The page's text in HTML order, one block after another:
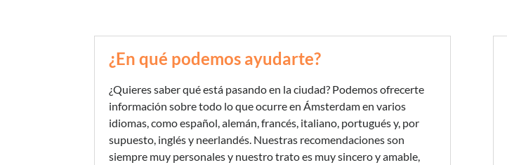
¿En qué podemos ayudarte?
¿Quieres saber qué está pasando en la ciudad? Podemos ofrecerte
información sobre todo lo que ocurre en Ámsterdam en varios
idiomas, como español, alemán, francés, italiano, portugués y, por
supuesto, inglés y neerlandés. Nuestras recomendaciones son
siempre muy personales y nuestro trato es muy sincero y amable,